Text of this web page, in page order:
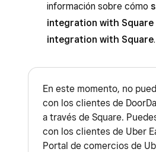
información sobre cómo
integration with Square
integration with Square.
En este momento, no
con los clientes de
a través de Square.
con los clientes de Uber
Portal de comercios de